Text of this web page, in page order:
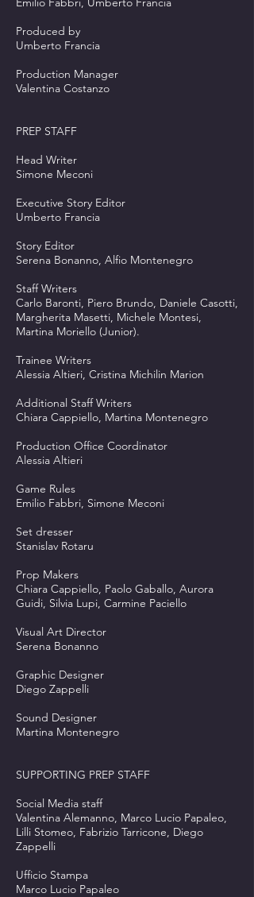
Produced by
Umberto Francia
Production Manager
Valentina Costanzo
PREP STAFF
Head Writer
Simone Meconi
Executive Story Editor
Umberto Francia
Story Editor
Serena Bonanno, Alfio Montenegro
Staff Writers
Carlo Baronti, Piero Brundo, Daniele Casotti,
Margherita Masetti, Michele Montesi,
Martina Moriello (Junior).
Trainee Writers
Alessia Altieri, Cristina Michilin Marion
Additional Staff Writers
Chiara Cappiello, Martina Montenegro
Production Office Coordinator
Alessia Altieri
Game Rules
Emilio Fabbri, Simone Meconi
Set dresser
Stanislav Rotaru
Prop Makers
Chiara Cappiello, Paolo Gaballo, Aurora
Guidi, Silvia Lupi, Carmine Paciello
Visual Art Director
Serena Bonanno
Graphic Designer
Diego Zappelli
Sound Designer
Martina Montenegro
SUPPORTING PREP STAFF
Social Media staff
Valentina Alemanno, Marco Lucio Papaleo,
Lilli Stomeo, Fabrizio Tarricone, Diego
Zappelli
Ufficio Stampa
Marco Lucio Papaleo